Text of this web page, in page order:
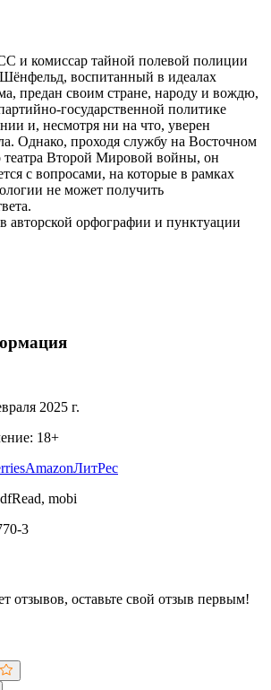
и комиссар тайной полевой полиции
воспитанный в идеалах
предан своим стране, народу и вождю,
государственной политике
и, несмотря ни на что, уверен
Однако, проходя службу на Восточном
театра Второй Мировой войны, он
с вопросами, на которые в рамках
не может получить
авторской орфографии и пунктуации
2025 г.
18+
AmazonЛитРес
mobi
3
отзывов, оставьте свой отзыв первым!